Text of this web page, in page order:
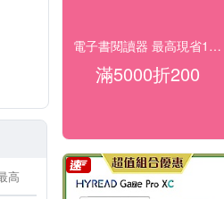
電子書閱讀器 最高現省1000
滿5000折200